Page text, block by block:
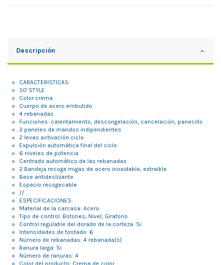
Descripción
CARACTERISTICAS:
50' STYLE
Color crema
Cuerpo de acero embutido
4 rebanadas
Funciones: calentamiento, descongelación, cancelación, panecillo
2 paneles de mandos indipendientes
2 levas activación ciclo
Expulsión automática final del ciclo
6 niveles de potencia
Centrado automático de las rebanadas
2 Bandeja recoge migas de acero inoxidable, extraible
Base antideslizante
Espacio recogecable
//
ESPECIFICACIONES:
Material de la carcasa: Acero
Tipo de control: Botones, Nivel, Giratorio
Control regulable del dorado de la corteza: Si
Intensidades de tostado: 6
Número de rebanadas: 4 rebanada(s)
Ranura larga: Si
Número de ranuras: 4
Color del producto: Crema de color